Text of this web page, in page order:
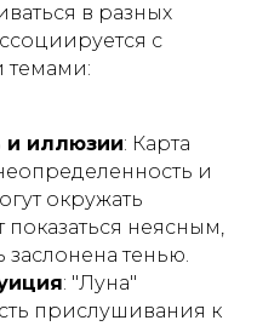
в разных
с
и иллюзии: Карта
и
окружать
неясным,
тенью.
: "Луна"
прислушивания к